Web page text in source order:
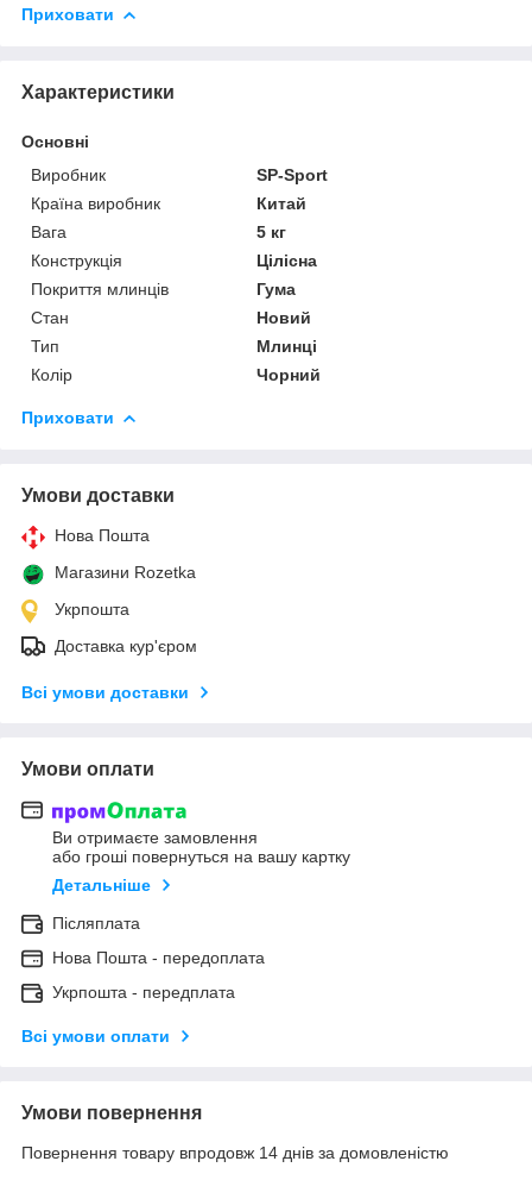
Приховати
Характеристики
Основні
Виробник
SP-Sport
Країна виробник
Китай
Вага
5 кг
Конструкція
Цілісна
Покриття млинців
Гума
Стан
Новий
Тип
Млинці
Колір
Чорний
Приховати
Умови доставки
Нова Пошта
Магазини Rozetka
Укрпошта
Доставка кур'єром
Всі умови доставки
Умови оплати
Ви отримаєте замовлення
або гроші повернуться на вашу картку
Детальніше
Післяплата
Нова Пошта - передоплата
Укрпошта - передплата
Всі умови оплати
Умови повернення
Повернення товару впродовж 14 днів за домовленістю